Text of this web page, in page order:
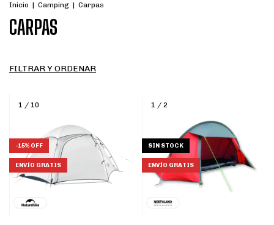
Inicio | Camping | Carpas
CARPAS
FILTRAR Y ORDENAR
1 / 10
-15% OFF
ENVÍO GRATIS
1/ 2
SIN STOCK
ENVÍO GRATIS